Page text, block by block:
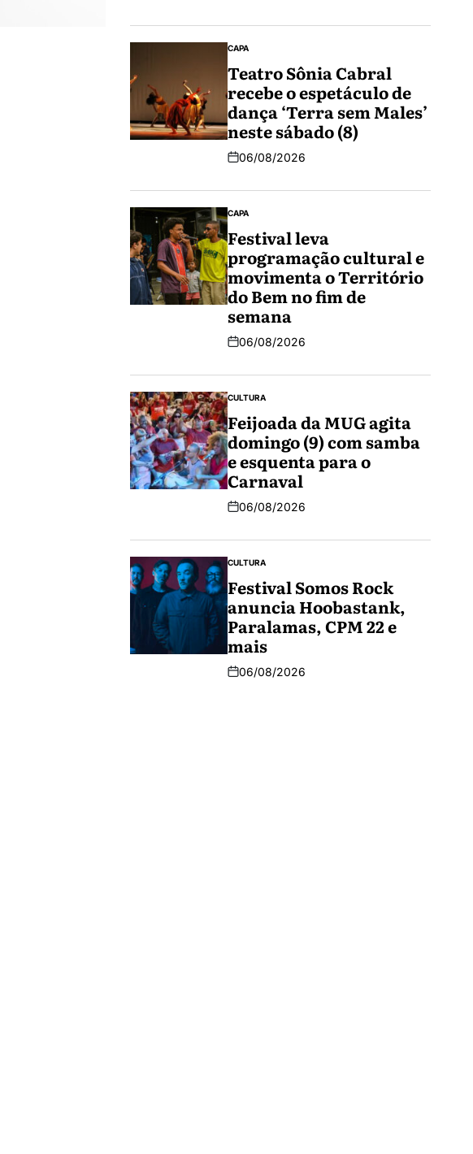
CAPA
Teatro Sônia Cabral
recebe o espetáculo de
dança ‘Terra sem Males’
neste sábado (8)
06/08/2026
CAPA
Festival leva
programação cultural e
movimenta o Território
do Bem no fim de
semana
06/08/2026
CULTURA
Feijoada da MUG agita
domingo (9) com samba
e esquenta para o
Carnaval
06/08/2026
CULTURA
Festival Somos Rock
anuncia Hoobastank,
Paralamas, CPM 22 e
mais
06/08/2026